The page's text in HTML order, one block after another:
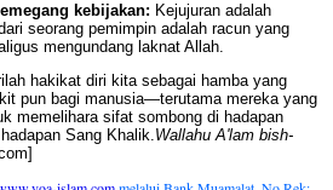
kebijakan: Kejujuran adalah
seorang pemimpin adalah racun yang
mengundang laknat Allah.
hakikat diri kita sebagai hamba yang
pun bagi manusia—terutama mereka yang
memelihara sifat sombong di hadapan
Sang Khalik.Wallahu A'lam bish-